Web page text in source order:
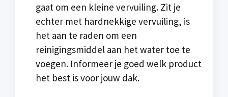
gaat om een kleine vervuiling. Zit je
echter met hardnekkige vervuiling, is
het aan te raden om een
reinigingsmiddel aan het water toe te
voegen. Informeer je goed welk product
het best is voor jouw dak.